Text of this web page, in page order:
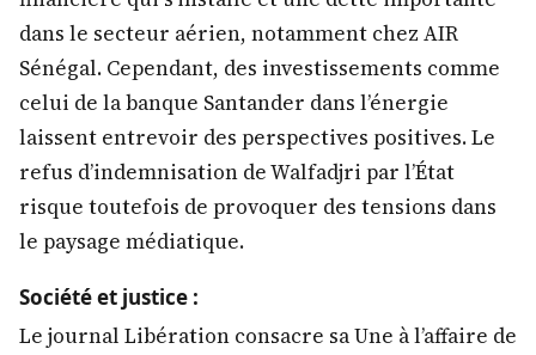
dans le secteur aérien, notamment chez AIR
Sénégal. Cependant, des investissements comme
celui de la banque Santander dans l’énergie
laissent entrevoir des perspectives positives. Le
refus d’indemnisation de Walfadjri par l’État
risque toutefois de provoquer des tensions dans
le paysage médiatique.
Société et justice :
Le journal Libération consacre sa Une à l’affaire de